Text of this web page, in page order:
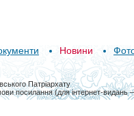
Новини
Патріархату
посилання (для інтернет-видань